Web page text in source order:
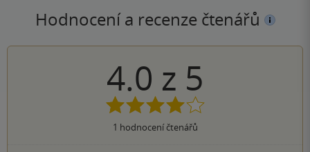
Hodnocení a recenze čtenářů
4.0 z 5
1 hodnocení čtenářů